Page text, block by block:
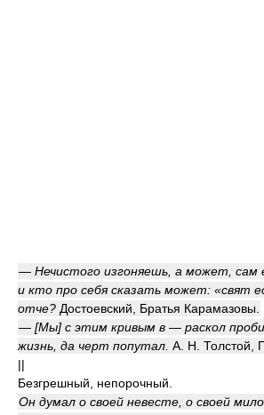
— Нечистого изгоняешь, а может, сам
и кто про себя сказать может: «свят
отче? Достоевский, Братья Карамазовы.
— [Мы] с этим кривым в — раскол
жизнь, да черт попутал. А. Н. Толстой,
||
Безгрешный, непорочный.
Он думал о своей невесте, о своей